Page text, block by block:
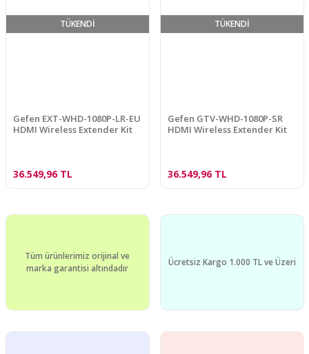
TÜKENDİ
Gefen EXT-WHD-1080P-LR-EU
HDMI Wireless Extender Kit
36.549,96 TL
TÜKENDİ
Gefen GTV-WHD-1080P-SR
HDMI Wireless Extender Kit
36.549,96 TL
Tüm ürünlerimiz orijinal ve
marka garantisi altındadır
Ücretsiz Kargo 1.000 TL ve Üzeri